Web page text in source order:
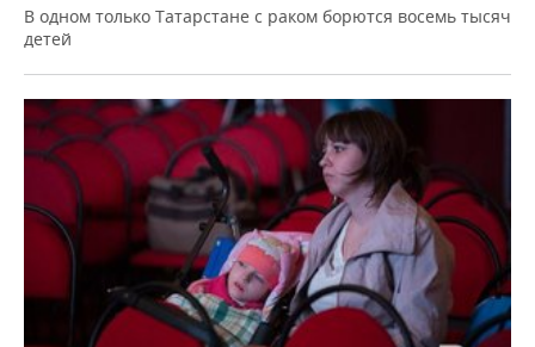
В одном только Татарстане с раком борются восемь тысяч
детей